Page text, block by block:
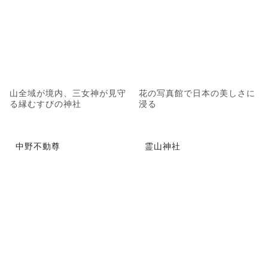
山全域が境内、三女神が見守
る縁むすびの神社
花の写真館で日本の美しさに
浸る
中野不動尊 霊山神社